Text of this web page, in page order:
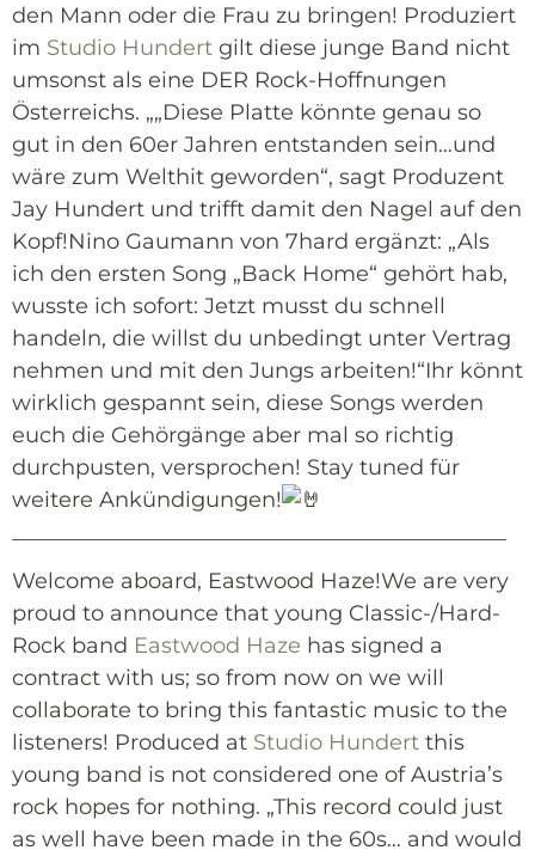
den Mann oder die Frau zu bringen! Produziert
im Studio Hundert gilt diese junge Band nicht
umsonst als eine DER Rock-Hoffnungen
Österreichs. „„Diese Platte könnte genau so
gut in den 60er Jahren entstanden sein…und
wäre zum Welthit geworden“, sagt Produzent
Jay Hundert und trifft damit den Nagel auf den
Kopf!Nino Gaumann von 7hard ergänzt: „Als
ich den ersten Song „Back Home“ gehört hab,
wusste ich sofort: Jetzt musst du schnell
handeln, die willst du unbedingt unter Vertrag
nehmen und mit den Jungs arbeiten!“Ihr könnt
wirklich gespannt sein, diese Songs werden
euch die Gehörgänge aber mal so richtig
durchpusten, versprochen! Stay tuned für
weitere Ankündigungen!
Welcome aboard, Eastwood Haze!We are very
proud to announce that young Classic-/Hard-
Rock band Eastwood Haze has signed a
contract with us; so from now on we will
collaborate to bring this fantastic music to the
listeners! Produced at Studio Hundert this
young band is not considered one of Austria’s
rock hopes for nothing. „This record could just
as well have been made in the 60s… and would